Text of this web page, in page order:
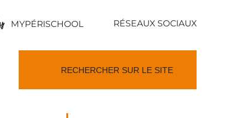
MYPÉRISCHOOL RÉSEAUX SOCIAUX